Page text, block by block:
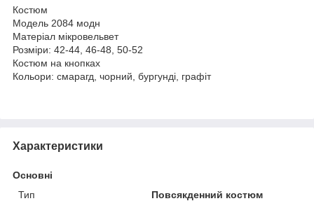
Костюм
Модель 2084 модн
Матеріал мікровельвет
Розміри: 42-44, 46-48, 50-52
Костюм на кнопках
Кольори: смарагд, чорний, бургунді, графіт
Характеристики
Основні
Тип
Повсякденний костюм